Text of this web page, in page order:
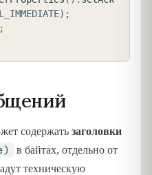
) ;
;
содержать заголовки
в байтах, отдельно от
техническую